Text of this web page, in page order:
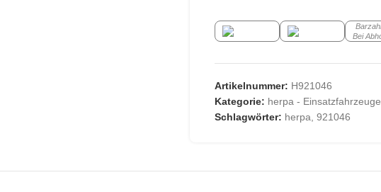
Bei
Artikelnummer: H921046
Kategorie: herpa - Einsatzfahrzeuge
Schlagwörter: herpa 921046